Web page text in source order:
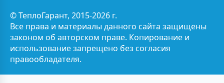
© ТеплоГарант, 2015-2026 г.
Все права и материалы данного сайта защищены
законом об авторском праве. Копирование и
использование запрещено без согласия
правообладателя.